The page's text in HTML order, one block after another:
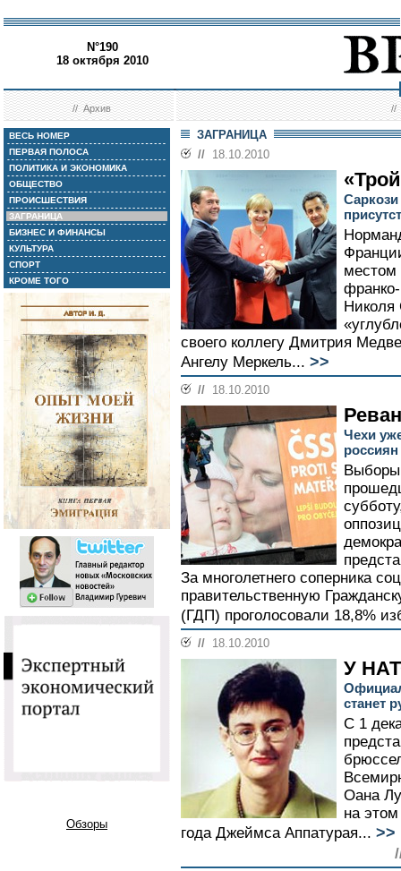
N°190
18 октября 2010
//Архив //
ВЕСЬ НОМЕР
ПЕРВАЯ ПОЛОСА
ПОЛИТИКА И ЭКОНОМИКА
ОБЩЕСТВО
ПРОИСШЕСТВИЯ
ЗАГРАНИЦА
БИЗНЕС И ФИНАНСЫ
КУЛЬТУРА
СПОРТ
КРОМЕ ТОГО
Обзоры
ЗАГРАНИЦА
// 18.10.2010
местом
Николя
своего коллегу Дмитрия
Ангелу Меркель... >>
// 18.10.2010
Чехи
Выборы
За многолетнего соперника
правительственную
(ГДП) проголосовали 18,8%
// 18.10.2010
У
станет
С 1
Оана
на
года Джеймса Аппатурая... >>